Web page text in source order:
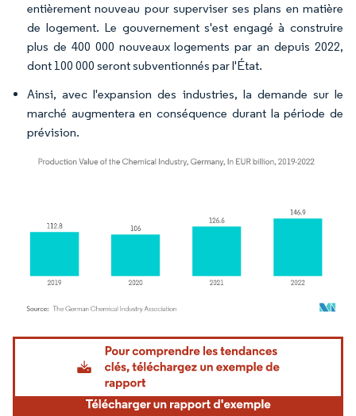
entièrement nouveau pour superviser ses plans en matière
de logement. Le gouvernement s'est engagé à construire
plus de 400 000 nouveaux logements par an depuis 2022,
dont 100 000 seront subventionnés par l'État.
Ainsi, avec l'expansion des industries, la demande sur le
marché augmentera en conséquence durant la période de
prévision.
Image © Mordor Intelligence. La réutilisation nécessite une attribution sous CC BY